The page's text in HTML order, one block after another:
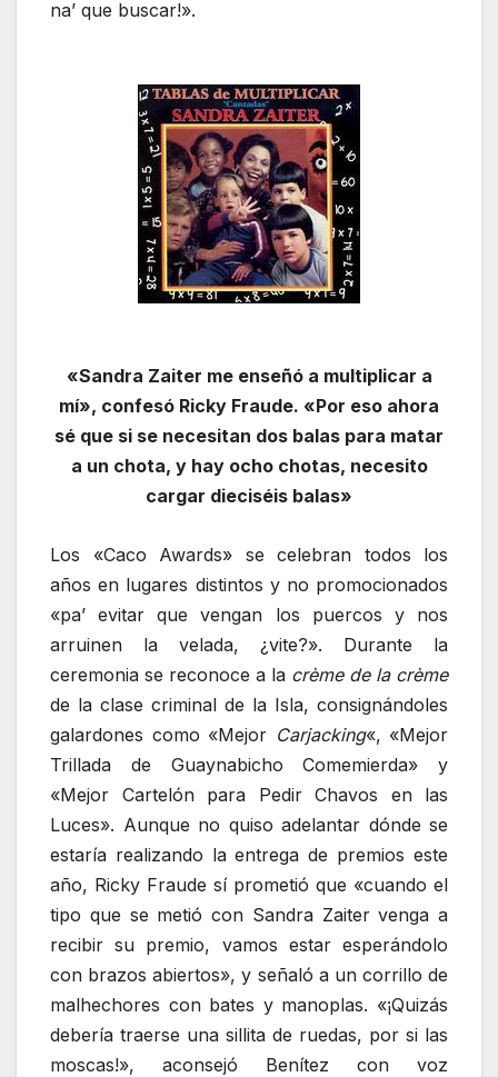
na’ que buscar!».
«Sandra Zaiter me enseñó a multiplicar a
mí», confesó Ricky Fraude. «Por eso ahora
sé que si se necesitan dos balas para matar
a un chota, y hay ocho chotas, necesito
cargar dieciséis balas»
Los «Caco Awards» se celebran todos los
años en lugares distintos y no promocionados
«pa’ evitar que vengan los puercos y nos
arruinen la velada, ¿vite?». Durante la
ceremonia se reconoce a la crème de la crème
de la clase criminal de la Isla, consignándoles
galardones como «Mejor Carjacking«, «Mejor
Trillada de Guaynabicho Comemierda» y
«Mejor Cartelón para Pedir Chavos en las
Luces». Aunque no quiso adelantar dónde se
estaría realizando la entrega de premios este
año, Ricky Fraude sí prometió que «cuando el
tipo que se metió con Sandra Zaiter venga a
recibir su premio, vamos estar esperándolo
con brazos abiertos», y señaló a un corrillo de
malhechores con bates y manoplas. «¡Quizás
debería traerse una sillita de ruedas, por si las
moscas!», aconsejó Benítez con voz